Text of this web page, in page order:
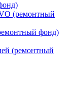
(ремонтный
фонд)
(ремонтный